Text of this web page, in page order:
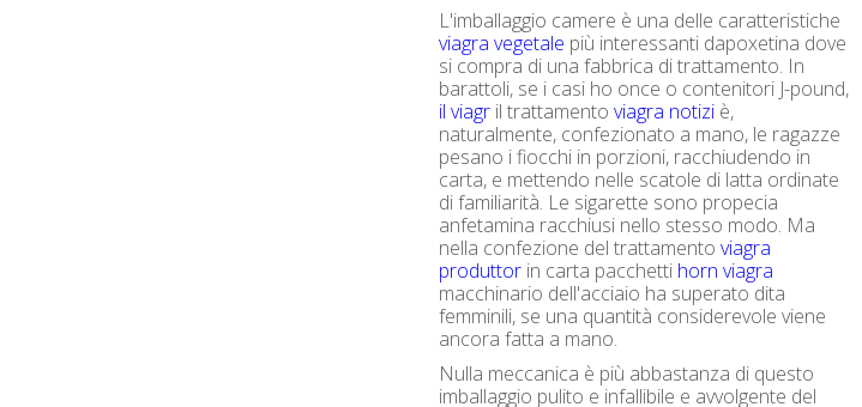
L'imballaggio camere è una delle caratteristiche
viagra vegetale più interessanti dapoxetina dove
si compra di una fabbrica di trattamento. In
barattoli, se i casi ho once o contenitori J-pound,
il viagr il trattamentoviagra notizi è,
naturalmente, confezionato a mano, le ragazze
pesano i fiocchi in porzioni, racchiudendo in
carta, e mettendo nelle scatole di latta ordinate
di familiarità. Le sigarette sono propecia
anfetamina racchiusi nello stesso modo. Ma
nella confezione del trattamentoviagra
produttor in carta pacchetti horn viagra
macchinario dell'acciaio ha superato dita
femminili, se una quantità considerevole viene
ancora fatta a mano.
Nulla meccanica è più abbastanza di questo
imballaggio pulito e infallibile e avvolgente del